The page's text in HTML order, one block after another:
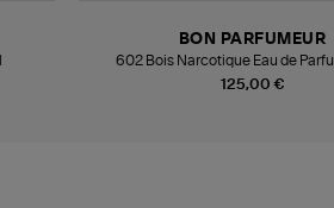
125,00 €
BON PARFUMEUR
602 Bois Narcotique Eau de